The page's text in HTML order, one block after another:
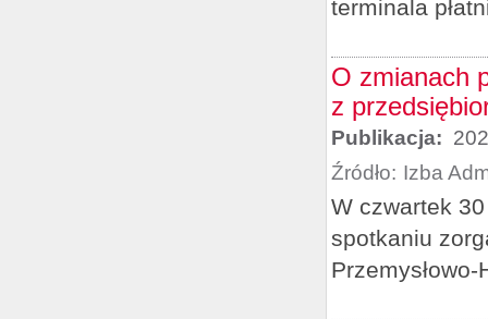
terminala
O zmianach
z
Publikacja:
Źródło: Izba
W czwartek
spotkaniu